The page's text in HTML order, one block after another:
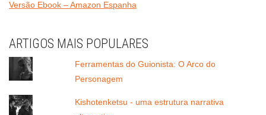
Versão Ebook – Amazon Espanha
ARTIGOS MAIS POPULARES
Ferramentas do Guionista: O Arco do
Personagem
Kishotenketsu - uma estrutura narrativa